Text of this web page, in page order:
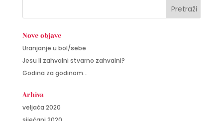
Nove objave
Uranjanje u bol/sebe
Jesu li zahvalni stvarno zahvalni?
Godina za godinom…
Arhiva
veljača 2020